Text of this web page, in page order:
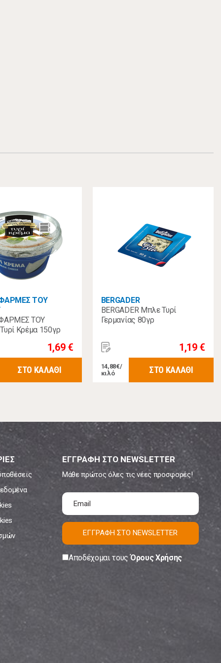
ΤΟΥ
ΤΟΥ
Κρέμα 150γρ
1,69 €
ΣΤΟ ΚΑΛΑΘΙ
BERGADER
BERGADER Μπλε Τυρί
Γερμανίας 80γρ
1,19 €
14,88€/
κιλό
ΣΤΟ ΚΑΛΑΘΙ
ΕΓΓΡΑΦΗ ΣΤΟ NEWSLETTER
Μάθε πρώτος όλες τις νέες προσφορές!
ΕΓΓΡΑΦΗ ΣΤΟ NEWSLETTER
Αποδέχομαι τουςΌρους Χρήσης